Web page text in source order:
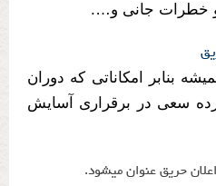
و خطرات جانی و….
بنابر امکاناتی که دوران
سعی در برقراری آسایش
حریق عنوان میشود.